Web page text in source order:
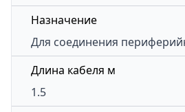
Назначение
Для соединения
Длина кабеля м
1.5